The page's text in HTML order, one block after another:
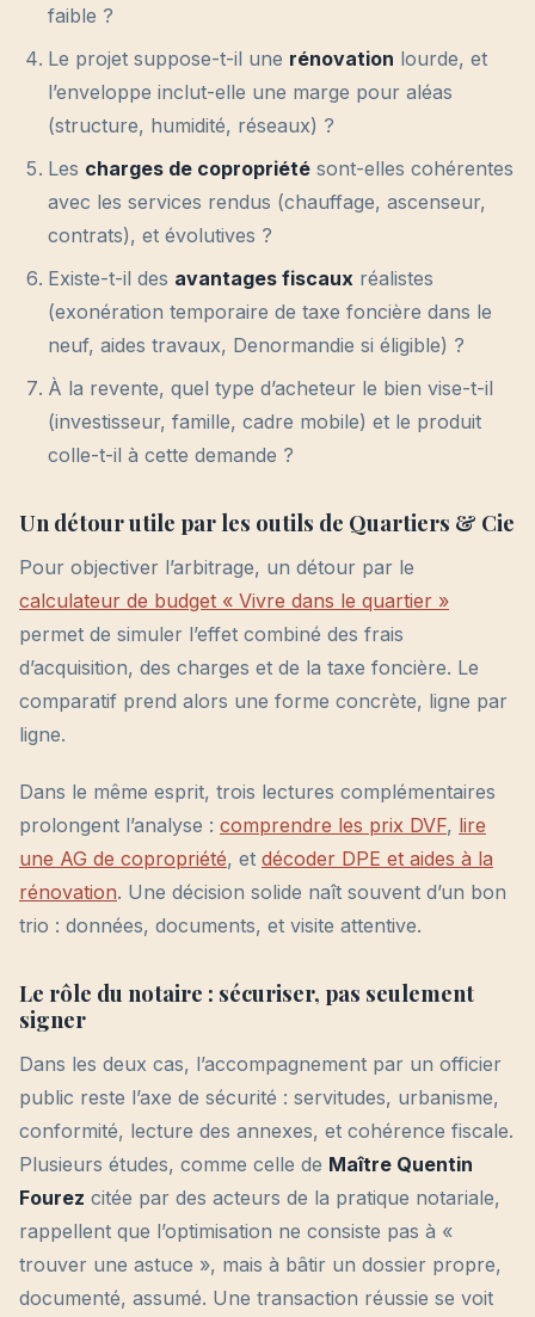
faible ?
Le projet suppose-t-il une rénovation lourde, et
l’enveloppe inclut-elle une marge pour aléas
(structure, humidité, réseaux) ?
Les charges de copropriété sont-elles cohérentes
avec les services rendus (chauffage, ascenseur,
contrats), et évolutives ?
Existe-t-il des avantages fiscaux réalistes
(exonération temporaire de taxe foncière dans le
neuf, aides travaux, Denormandie si éligible) ?
À la revente, quel type d’acheteur le bien vise-t-il
(investisseur, famille, cadre mobile) et le produit
colle-t-il à cette demande ?
Un détour utile par les outils de Quartiers & Cie
Pour objectiver l’arbitrage, un détour par le
calculateur de budget « Vivre dans le quartier »
permet de simuler l’effet combiné des frais
d’acquisition, des charges et de la taxe foncière. Le
comparatif prend alors une forme concrète, ligne par
ligne.
Dans le même esprit, trois lectures complémentaires
prolongent l’analyse : comprendre les prix DVF, lire
une AG de copropriété, et décoder DPE et aides à la
rénovation. Une décision solide naît souvent d’un bon
trio : données, documents, et visite attentive.
Le rôle du notaire : sécuriser, pas seulement
signer
Dans les deux cas, l’accompagnement par un officier
public reste l’axe de sécurité : servitudes, urbanisme,
conformité, lecture des annexes, et cohérence fiscale.
Plusieurs études, comme celle de Maître Quentin
Fourez citée par des acteurs de la pratique notariale,
rappellent que l’optimisation ne consiste pas à «
trouver une astuce », mais à bâtir un dossier propre,
documenté, assumé. Une transaction réussie se voit